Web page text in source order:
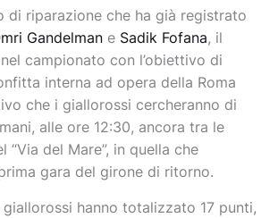
di riparazione che ha già registrato
Gandelman e Sadik Fofana, il
campionato con l’obiettivo di
interna ad opera della Roma
che i giallorossi cercheranno di
alle ore 12:30, ancora tra le
“Via del Mare”, in quella che
gara del girone di ritorno.
hanno totalizzato 17 punti,